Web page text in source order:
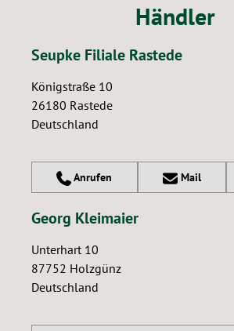
Händler
Seupke Filiale Rastede
Königstraße 10
26180 Rastede
Deutschland
Anrufen Mail
Georg Kleimaier
Unterhart 10
87752 Holzgünz
Deutschland